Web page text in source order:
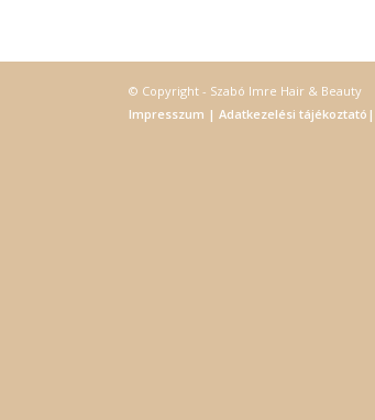
© Copyright - Szabó Imre Hair & Beauty
Impresszum | Adatkezelési tájékoztató |